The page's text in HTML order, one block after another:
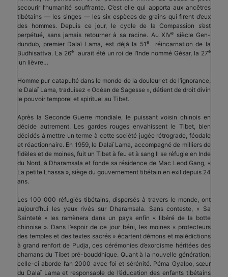
secourir l’humanité souffrante. C’est elle qui apporta aux ancêtres
tibétains — les singes — les six espèces de grains qui firent d’eux
des hommes. Depuis ce jour, le cycle de la Compassion s’est
perpétué, sans jamais retourner à sa racine. Au XIVe
siècle Gen-
dundub, premier Dalaï Lama, est déjà la 51e
réincarnation de la
Budhisattva. La 26eaurait été un roi de l’Inde nommé Gésar, la 27e
un lièvre…
Homme pur catapulté dans le monde de la douleur et de l’ignorance,
le Dalaï Lama, traduisez « Océan de Sagesse », détient de droit divin
le pouvoir temporel et spirituel au Tibet.
Après la Seconde Guerre mondiale, le puissant voisin chinois en
décide autrement. Les gardes rouges envahissent le Tibet, bien
décidés à mettre un terme à cette société jugée rétrograde, féodale
et réactionnaire. En 1959, le Dalaï Lama, accompagné de milliers de
fidèles et de moines, fuit un Tibet à feu et à sang Il se réfugie en Inde
du Nord, à Dharamsala et fonde sa résidence de Mac Leod Gang, «
La petite Lhassa », siège du gouvernement tibétain en exil depuis 24
ans.
Les 100 000 réfugiés tibétains, dispersés à travers le monde, ont
aujourd’hui les yeux rivés sur Dharamsala. Sans conteste, « Sa
Sainteté » les ramènera dans un pays enfin « libéré de la botte
chinoise ». Dans l’espoir de ce jour béni, les moines « protecteurs
des temples et des textes sacrés » écartent démons et malédictions
à grand renfort de Pudja, ces cérémonies d’exorcisme héritées des
chamans du Tibet pré-bouddhique. Quant à la nouvelle génération,
celle-ci aborde l’an 2000 avec foi et sérénité. Péma Gyalpo, sœur
du Dalaï Lama et responsable de l’éducation des enfants tibétains